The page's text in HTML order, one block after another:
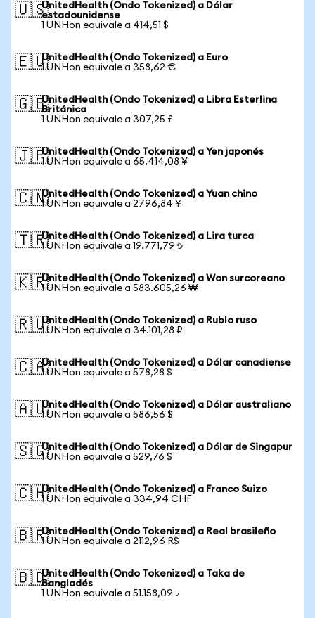
🇺🇸UnitedHealth (Ondo Tokenized) a Dólar
estadounidense
1 UNHon equivale a 414,51 $
🇪🇺UnitedHealth (Ondo Tokenized) a Euro
1 UNHon equivale a 358,62 €
🇬🇧UnitedHealth (Ondo Tokenized) a Libra Esterlina
Británica
1 UNHon equivale a 307,25 £
🇯🇵UnitedHealth (Ondo Tokenized) a Yen japonés
1 UNHon equivale a 65.414,08 ¥
🇨🇳UnitedHealth (Ondo Tokenized) a Yuan chino
1 UNHon equivale a 2796,84 ¥
🇹🇷UnitedHealth (Ondo Tokenized) a Lira turca
1 UNHon equivale a 19.771,79 ₺
🇰🇷UnitedHealth (Ondo Tokenized) a Won surcoreano
1 UNHon equivale a 583.605,26 ₩
🇷🇺UnitedHealth (Ondo Tokenized) a Rublo ruso
1 UNHon equivale a 34.101,28 ₽
🇨🇦UnitedHealth (Ondo Tokenized) a Dólar canadiense
1 UNHon equivale a 578,28 $
🇦🇺UnitedHealth (Ondo Tokenized) a Dólar australiano
1 UNHon equivale a 586,56 $
🇸🇬UnitedHealth (Ondo Tokenized) a Dólar de Singapur
1 UNHon equivale a 529,76 $
🇨🇭UnitedHealth (Ondo Tokenized) a Franco Suizo
1 UNHon equivale a 334,94 CHF
🇧🇷UnitedHealth (Ondo Tokenized) a Real brasileño
1 UNHon equivale a 2112,96 R$
🇧🇩UnitedHealth (Ondo Tokenized) a Taka de
Bangladés
1 UNHon equivale a 51.158,09 ৳